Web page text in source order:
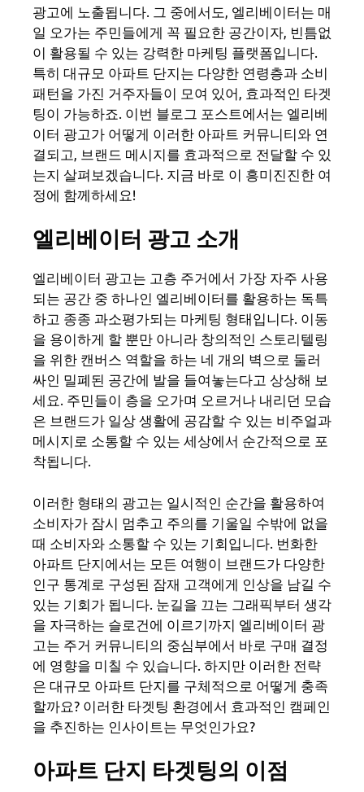
광고에 노출됩니다. 그 중에서도, 엘리베이터는 매
일 오가는 주민들에게 꼭 필요한 공간이자, 빈틈없
이 활용될 수 있는 강력한 마케팅 플랫폼입니다.
특히 대규모 아파트 단지는 다양한 연령층과 소비
패턴을 가진 거주자들이 모여 있어, 효과적인 타겟
팅이 가능하죠. 이번 블로그 포스트에서는 엘리베
이터 광고가 어떻게 이러한 아파트 커뮤니티와 연
결되고, 브랜드 메시지를 효과적으로 전달할 수 있
는지 살펴보겠습니다. 지금 바로 이 흥미진진한 여
정에 함께하세요!
엘리베이터 광고 소개
엘리베이터 광고는 고층 주거에서 가장 자주 사용
되는 공간 중 하나인 엘리베이터를 활용하는 독특
하고 종종 과소평가되는 마케팅 형태입니다. 이동
을 용이하게 할 뿐만 아니라 창의적인 스토리텔링
을 위한 캔버스 역할을 하는 네 개의 벽으로 둘러
싸인 밀폐된 공간에 발을 들여놓는다고 상상해 보
세요. 주민들이 층을 오가며 오르거나 내리던 모습
은 브랜드가 일상 생활에 공감할 수 있는 비주얼과
메시지로 소통할 수 있는 세상에서 순간적으로 포
착됩니다.
이러한 형태의 광고는 일시적인 순간을 활용하여
소비자가 잠시 멈추고 주의를 기울일 수밖에 없을
때 소비자와 소통할 수 있는 기회입니다. 번화한
아파트 단지에서는 모든 여행이 브랜드가 다양한
인구 통계로 구성된 잠재 고객에게 인상을 남길 수
있는 기회가 됩니다. 눈길을 끄는 그래픽부터 생각
을 자극하는 슬로건에 이르기까지 엘리베이터 광
고는 주거 커뮤니티의 중심부에서 바로 구매 결정
에 영향을 미칠 수 있습니다. 하지만 이러한 전략
은 대규모 아파트 단지를 구체적으로 어떻게 충족
할까요? 이러한 타겟팅 환경에서 효과적인 캠페인
을 추진하는 인사이트는 무엇인가요?
아파트 단지 타겟팅의 이점